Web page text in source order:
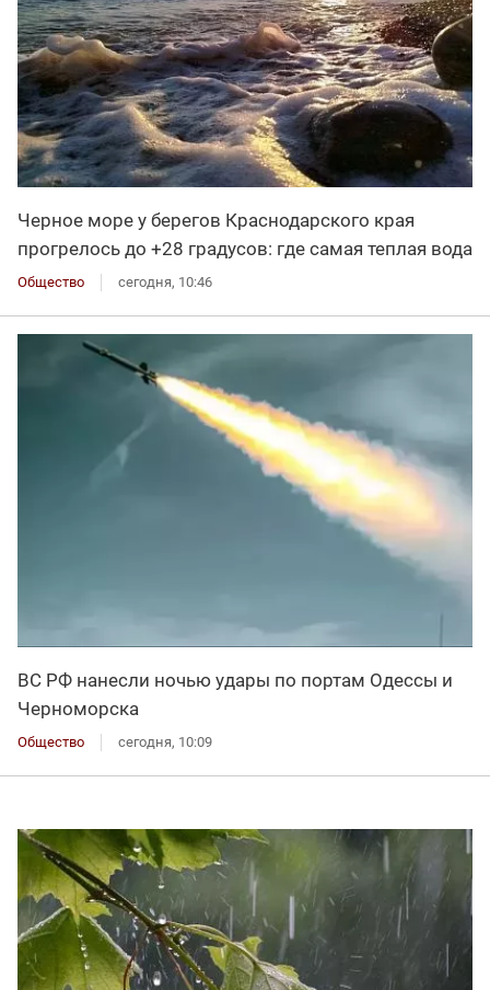
Черное море у берегов Краснодарского края
прогрелось до +28 градусов: где самая теплая вода
Общество сегодня, 10:46
ВС РФ нанесли ночью удары по портам Одессы и
Черноморска
Общество сегодня, 10:09